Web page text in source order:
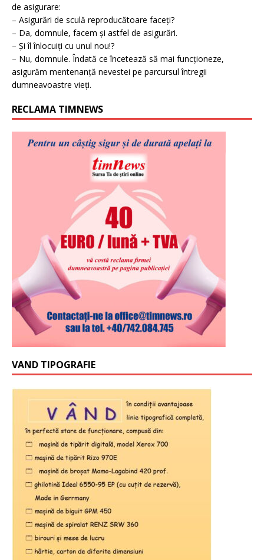
de asigurare:
– Asigurări de sculă reproducătoare faceți?
– Da, domnule, facem și astfel de asigurări.
– Și îl înlocuiți cu unul nou!?
– Nu, domnule. Îndată ce încetează să mai funcționeze,
asigurăm mentenanță nevestei pe parcursul întregii
dumneavoastre vieți.
RECLAMA TIMNEWS
VAND TIPOGRAFIE